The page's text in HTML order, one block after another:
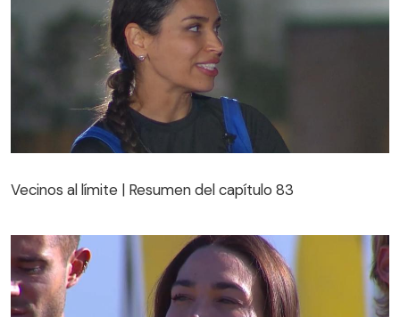
Vecinos al límite | Resumen del capítulo 83